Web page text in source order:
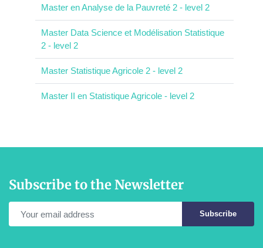
Master en Analyse de la Pauvreté 2 - level 2
Master Data Science et Modélisation Statistique
2 - level 2
Master Statistique Agricole 2 - level 2
Master II en Statistique Agricole - level 2
Subscribe to the Newsletter
Subscribe